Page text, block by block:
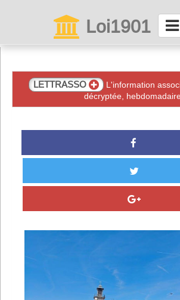
Loi1901
Connexion
Partager
LETTRASSO
L'information
décryptée,